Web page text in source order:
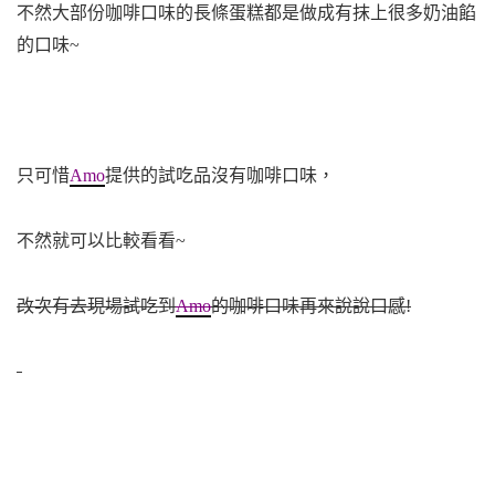
不然大部份咖啡口味的長條蛋糕都是做成有抹上很多奶油餡
的口味~
只可惜Amo提供的試吃品沒有咖啡口味，
不然就可以比較看看~
改次有去現場試吃到Amo的咖啡口味再來說說口感!